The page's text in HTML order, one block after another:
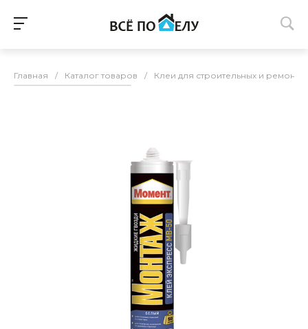
Главная / Каталог товаров / Клеи для строительных и